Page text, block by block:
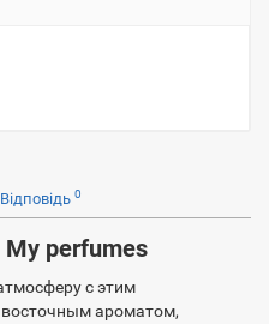
0
My perfumes
с этим
ароматом,